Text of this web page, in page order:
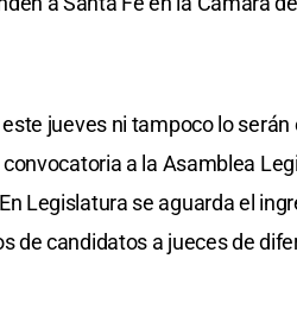
jueves ni tampoco lo serán
a la Asamblea
Legislatura se aguarda el
de candidatos a jueces de